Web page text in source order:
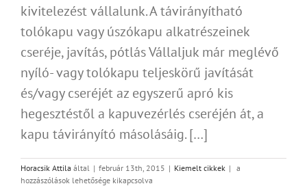
kivitelezést vállalunk. A távirányítható
tolókapu vagy úszókapu alkatrészeinek
cseréje, javítás, pótlás Vállaljuk már meglévő
nyíló- vagy tolókapu teljeskörű javítását
és/vagy cseréjét az egyszerű apró kis
hegesztéstől a kapuvezérlés cseréjén át, a
kapu távirányító másolásáig. […]
Horacsik Attila által | február 13th, 2015 | Kiemelt cikkek | Távirányítható
a
hozzászólások lehetősége kikapcsolva